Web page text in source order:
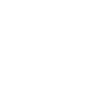
couleurs ou
Coûts de la
CHF 25 pour